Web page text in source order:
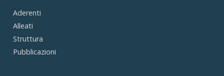
Aderenti
Alleati
Struttura
Pubblicazioni